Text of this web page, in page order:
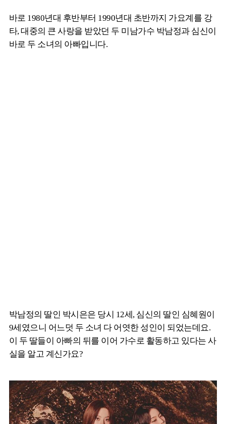
바로 1980년대 후반부터 1990년대 초반까지 가요계를 강
타, 대중의 큰 사랑을 받았던 두 미남가수 박남정과 심신이
바로 두 소녀의 아빠입니다.
박남정의 딸인 박시은은 당시 12세, 심신의 딸인 심혜원이
9세였으니 어느덧 두 소녀 다 어엿한 성인이 되었는데요.
이 두 딸들이 아빠의 뒤를 이어 가수로 활동하고 있다는 사
실을 알고 계신가요?